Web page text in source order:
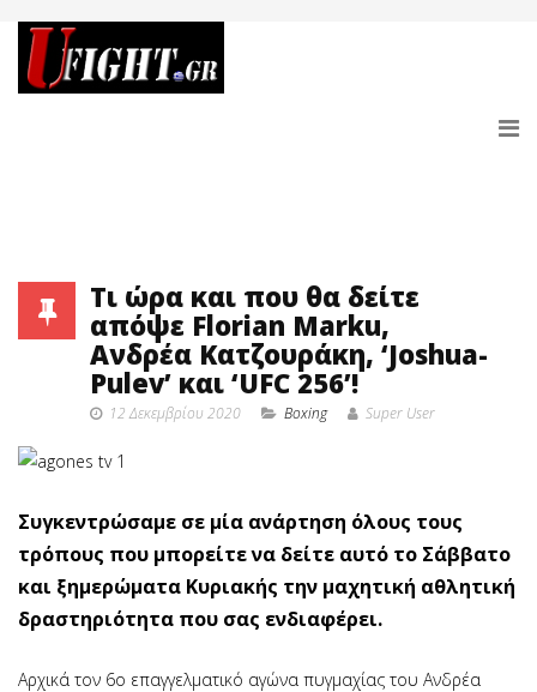
Τι ώρα και που θα δείτε
απόψε Florian Marku,
Ανδρέα Κατζουράκη, ‘Joshua-
Pulev’ και ‘UFC 256’!
12 Δεκεμβρίου 2020 Boxing Super User
Συγκεντρώσαμε σε μία ανάρτηση όλους τους
τρόπους που μπορείτε να δείτε αυτό το Σάββατο
και ξημερώματα Κυριακής την μαχητική αθλητική
δραστηριότητα που σας ενδιαφέρει.
Αρχικά τον 6ο επαγγελματικό αγώνα πυγμαχίας του Ανδρέα